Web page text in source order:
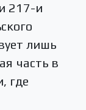
217-и
лишь
часть в
где